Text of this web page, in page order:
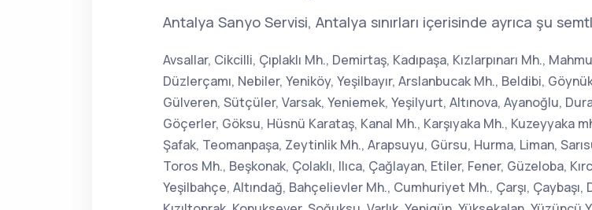
Antalya Sanyo Servisi, Antalya sınırları içerisinde ayrıca şu
Avsallar, Cikcilli, Çıplaklı Mh., Demirtaş, Kadıpaşa, Kızlarpınarı Mh.,
Düzlerçamı, Nebiler, Yeniköy, Yeşilbayır, Arslanbucak Mh., Beldibi,
Gülveren, Sütçüler, Varsak, Yeniemek, Yeşilyurt, Altınova, Ayanoğlu,
Göçerler, Göksu, Hüsnü Karataş, Kanal Mh., Karşıyaka Mh., Kuzeyyaka
Şafak, Teomanpaşa, Zeytinlik Mh., Arapsuyu, Gürsu, Hurma, Liman,
Toros Mh., Beşkonak, Çolaklı, Ilıca, Çağlayan, Etiler, Fener, Güzeloba,
Yeşilbahçe, Altındağ, Bahçelievler Mh., Cumhuriyet Mh., Çarşı, Çaybaşı,